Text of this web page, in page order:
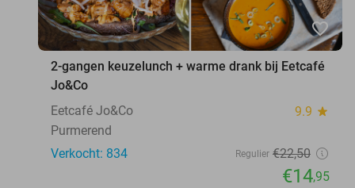
favorite_border
2-gangen keuzelunch + warme drank bij Eetcafé
Jo&Co
Eetcafé Jo&Co
9.9 star
Purmerend
Verkocht: 834
Regulier €22,50
€14,95